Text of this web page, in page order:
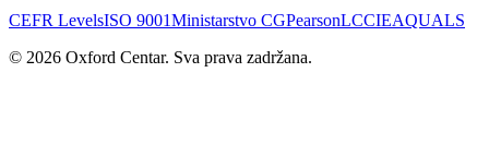
CEFR LevelsISO 9001Ministarstvo CGPearsonLCCIEAQUALS
© 2026 Oxford Centar. Sva prava zadržana.